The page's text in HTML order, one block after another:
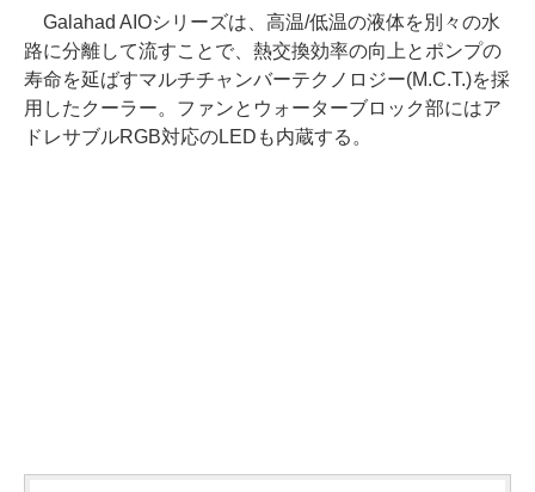
Galahad AIOシリーズは、高温/低温の液体を別々の水
路に分離して流すことで、熱交換効率の向上とポンプの
寿命を延ばすマルチチャンバーテクノロジー(M.C.T.)を採
用したクーラー。ファンとウォーターブロック部にはア
ドレサブルRGB対応のLEDも内蔵する。